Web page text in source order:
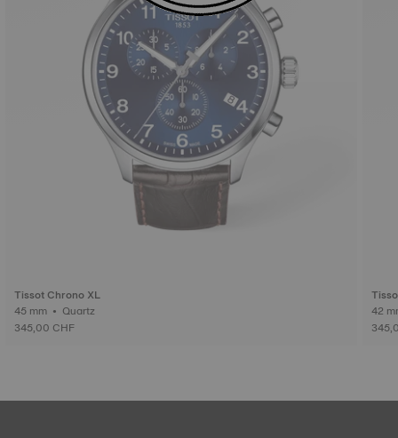
Tissot Chrono XL
45 mm • Quartz
345,00 CHF